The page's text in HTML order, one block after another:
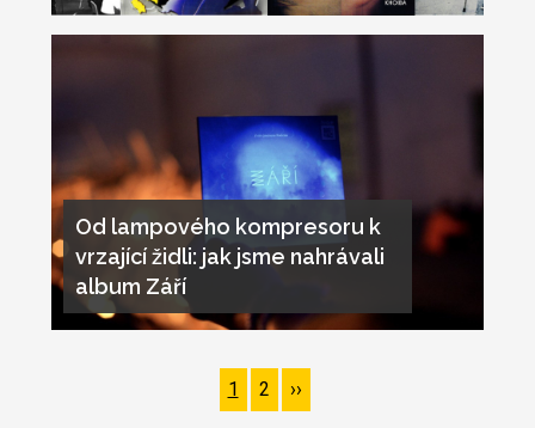
Od lampového kompresoru k
vrzající židli: jak jsme nahrávali
album Září
Pagination
Page
1 Page
2
Následující
stránka
››